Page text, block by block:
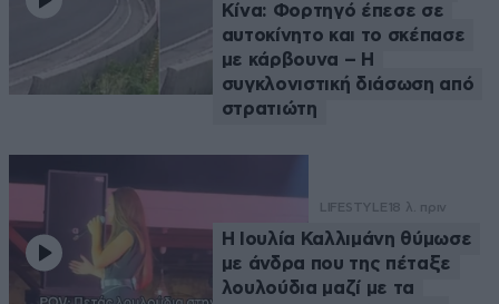
Κίνα: Φορτηγό έπεσε σε
αυτοκίνητο και το σκέπασε
με κάρβουνα – Η
συγκλονιστική διάσωση από
στρατιώτη
LIFESTYLE 18 λ. πριν
Η Ιουλία Καλλιμάνη θύμωσε
με άνδρα που της πέταξε
λουλούδια μαζί με τα